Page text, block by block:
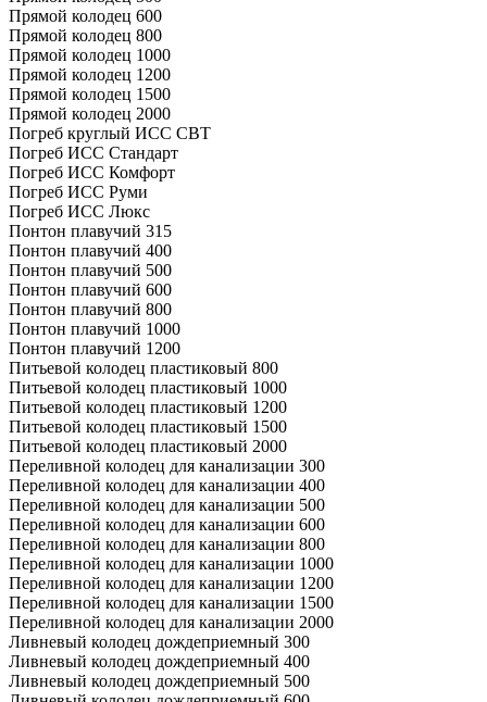
Прямой колодец 600
Прямой колодец 800
Прямой колодец 1000
Прямой колодец 1200
Прямой колодец 1500
Прямой колодец 2000
Погреб круглый ИСС СВТ
Погреб ИСС Стандарт
Погреб ИСС Комфорт
Погреб ИСС Руми
Погреб ИСС Люкс
Понтон плавучий 315
Понтон плавучий 400
Понтон плавучий 500
Понтон плавучий 600
Понтон плавучий 800
Понтон плавучий 1000
Понтон плавучий 1200
Питьевой колодец пластиковый 800
Питьевой колодец пластиковый 1000
Питьевой колодец пластиковый 1200
Питьевой колодец пластиковый 1500
Питьевой колодец пластиковый 2000
Переливной колодец для канализации 300
Переливной колодец для канализации 400
Переливной колодец для канализации 500
Переливной колодец для канализации 600
Переливной колодец для канализации 800
Переливной колодец для канализации 1000
Переливной колодец для канализации 1200
Переливной колодец для канализации 1500
Переливной колодец для канализации 2000
Ливневый колодец дождеприемный 300
Ливневый колодец дождеприемный 400
Ливневый колодец дождеприемный 500